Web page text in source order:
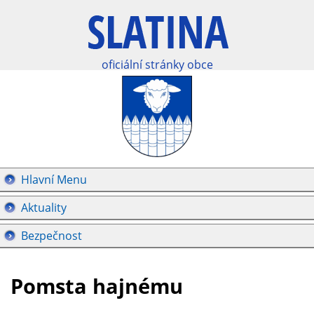
oficiální stránky obce
Hlavní Menu
Aktuality
Bezpečnost
Pomsta hajnému